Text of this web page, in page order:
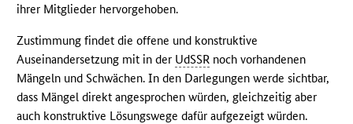
ihrer Mitglieder hervorgehoben.
Zustimmung findet die offene und konstruktive
Auseinandersetzung mit in der UdSSR noch vorhandenen
Mängeln und Schwächen. In den Darlegungen werde sichtbar,
dass Mängel direkt angesprochen würden, gleichzeitig aber
auch konstruktive Lösungswege dafür aufgezeigt würden.